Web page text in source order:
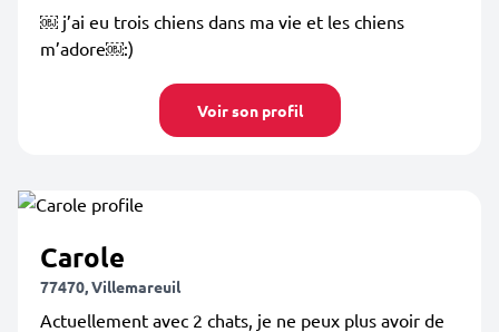
￼ j’ai eu trois chiens dans ma vie et les chiens
m’adore￼:)
Voir son profil
Carole
77470, Villemareuil
Actuellement avec 2 chats, je ne peux plus avoir de